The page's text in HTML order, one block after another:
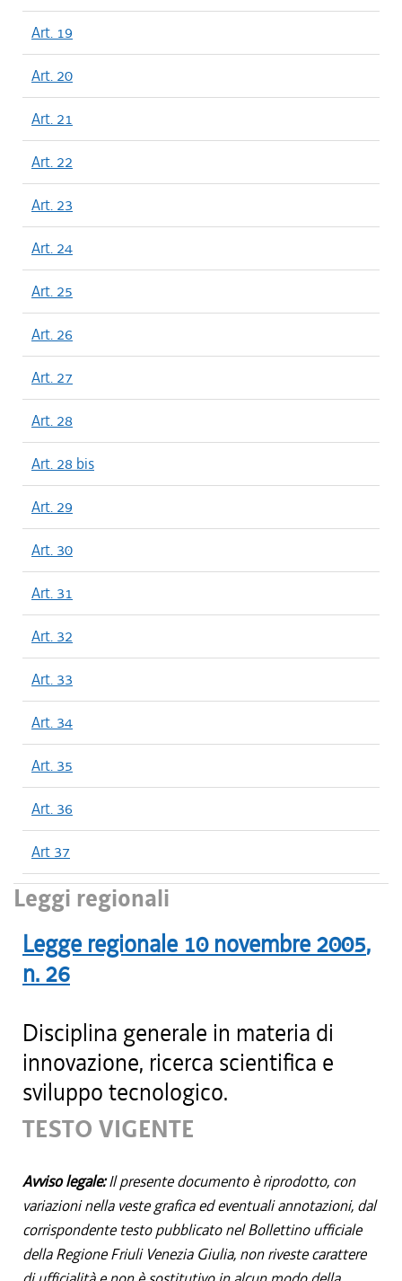
Art. 19
Art. 20
Art. 21
Art. 22
Art. 23
Art. 24
Art. 25
Art. 26
Art. 27
Art. 28
Art. 28 bis
Art. 29
Art. 30
Art. 31
Art. 32
Art. 33
Art. 34
Art. 35
Art. 36
Art 37
Leggi regionali
Legge regionale 10 novembre 2005,
n. 26
Disciplina generale in materia di
innovazione, ricerca scientifica e
sviluppo tecnologico.
TESTO VIGENTE
Avviso legale:Il presente documento è riprodotto, con
variazioni nella veste grafica ed eventuali annotazioni, dal
corrispondente testo pubblicato nel Bollettino ufficiale
della Regione Friuli Venezia Giulia, non riveste carattere